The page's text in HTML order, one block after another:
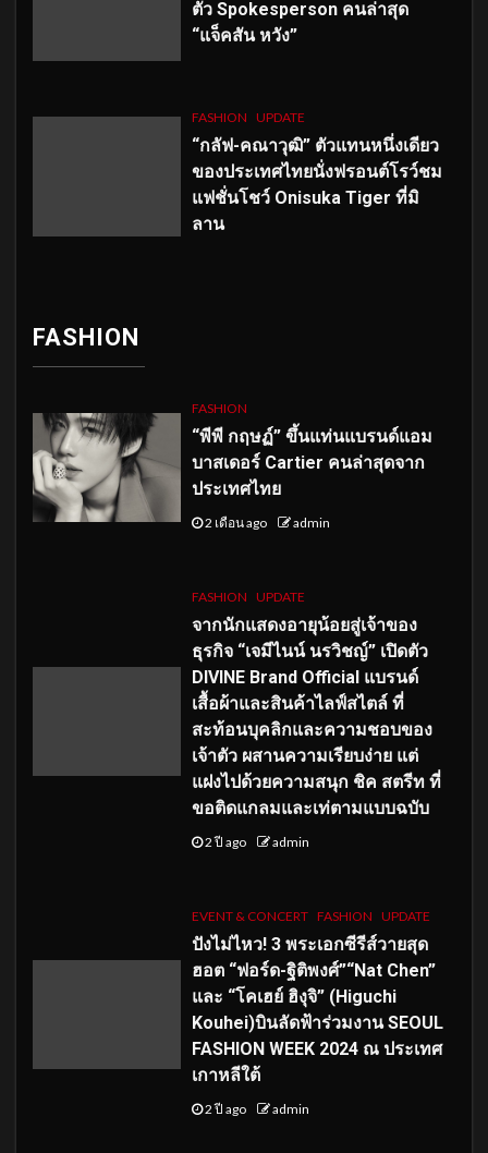
ตัว Spokesperson คนล่าสุด
“แจ็คสัน หวัง”
FASHION UPDATE
“กลัฟ-คณาวุฒิ” ตัวแทนหนึ่งเดียว
ของประเทศไทยนั่งฟรอนต์โรว์ชม
แฟชั่นโชว์ Onisuka Tiger ที่มิ
ลาน
FASHION
FASHION
“พีพี กฤษฏ์” ขึ้นแท่นแบรนด์แอม
บาสเดอร์ Cartier คนล่าสุดจาก
ประเทศไทย
2 เดือน ago admin
FASHION UPDATE
จากนักแสดงอายุน้อยสู่เจ้าของ
ธุรกิจ “เจมีไนน์ นรวิชญ์” เปิดตัว
DIVINE Brand Official แบรนด์
เสื้อผ้าและสินค้าไลฟ์สไตล์ ที่
สะท้อนบุคลิกและความชอบของ
เจ้าตัว ผสานความเรียบง่าย แต่
แฝงไปด้วยความสนุก ชิค สตรีท ที่
ขอติดแกลมและเท่ตามแบบฉบับ
2 ปี ago admin
EVENT & CONCERT FASHION UPDATE
ปังไม่ไหว! 3 พระเอกซีรีส์วายสุด
ฮอต “ฟอร์ด-ฐิติพงศ์”“Nat Chen”
และ “โคเฮย์ ฮิงุจิ” (Higuchi
Kouhei)บินลัดฟ้าร่วมงาน SEOUL
FASHION WEEK 2024 ณ ประเทศ
เกาหลีใต้
2 ปี ago admin